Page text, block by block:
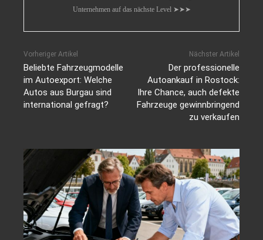
Unternehmen auf das nächste Level ➤➤➤
Vorheriger Artikel
Beliebte Fahrzeugmodelle
im Autoexport: Welche
Autos aus Burgau sind
international gefragt?
Nächster Artikel
Der professionelle
Autoankauf in Rostock:
Ihre Chance, auch defekte
Fahrzeuge gewinnbringend
zu verkaufen